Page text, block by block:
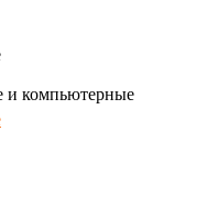
и компьютерные